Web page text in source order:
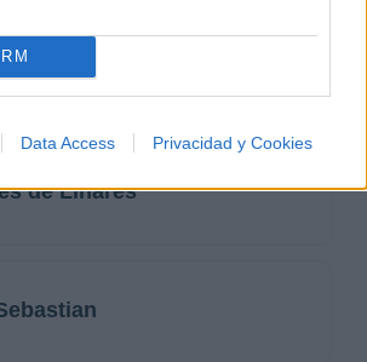
Data Access Privacidad y Cookies
del Norte
de Linares